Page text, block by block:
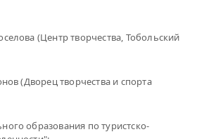
(Центр творчества, Тобольский
(Дворец творчества и спорта
образования по туристско-